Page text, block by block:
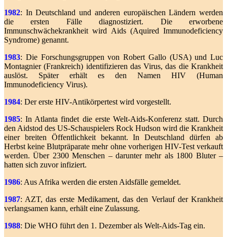
1982: In Deutschland und anderen europäischen Ländern werden
die ersten Fälle diagnostiziert. Die erworbene
Immunschwächekrankheit wird Aids (Aquired Immunodeficiency
Syndrome) genannt.
1983: Die Forschungsgruppen von Robert Gallo (USA) und Luc
Montagnier (Frankreich) identifizieren das Virus, das die Krankheit
auslöst. Später erhält es den Namen HIV (Human
Immunodeficiency Virus).
1984: Der erste HIV-Antikörpertest wird vorgestellt.
1985: In Atlanta findet die erste Welt-Aids-Konferenz statt. Durch
den Aidstod des US-Schauspielers Rock Hudson wird die Krankheit
einer breiten Öffentlichkeit bekannt. In Deutschland dürfen ab
Herbst keine Blutpräparate mehr ohne vorherigen HIV-Test verkauft
werden. Über 2300 Menschen – darunter mehr als 1800 Bluter –
hatten sich zuvor infiziert.
1986: Aus Afrika werden die ersten Aidsfälle gemeldet.
1987: AZT, das erste Medikament, das den Verlauf der Krankheit
verlangsamen kann, erhält eine Zulassung.
1988: Die WHO führt den 1. Dezember als Welt-Aids-Tag ein.